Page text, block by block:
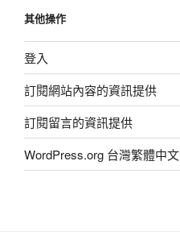
其他操作
登入
訂閱網站內容的資訊提供
訂閱留言的資訊提供
WordPress.org 台灣繁體中文